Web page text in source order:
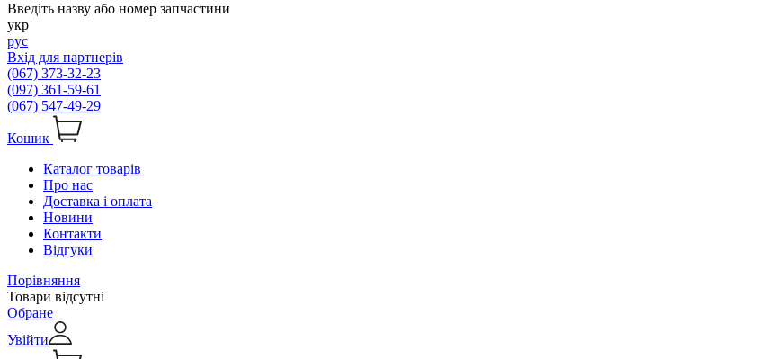
Введіть назву або номер запчастини
укр
рус
Вхід для партнерів
(067) 373-32-23
(097) 361-59-61
(067) 547-49-29
Кошик
Каталог товарів
Про нас
Доставка і оплата
Новини
Контакти
Відгуки
Порівняння
Товари відсутні
Обране
Увійти